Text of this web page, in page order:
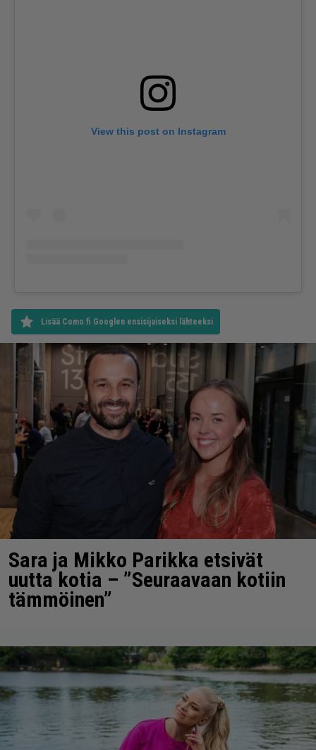
View this post on Instagram
Lisää Como.fi Googlen ensisijaiseksi lähteeksi
Sara ja Mikko Parikka etsivät
uutta kotia – ”Seuraavaan kotiin
tämmöinen”